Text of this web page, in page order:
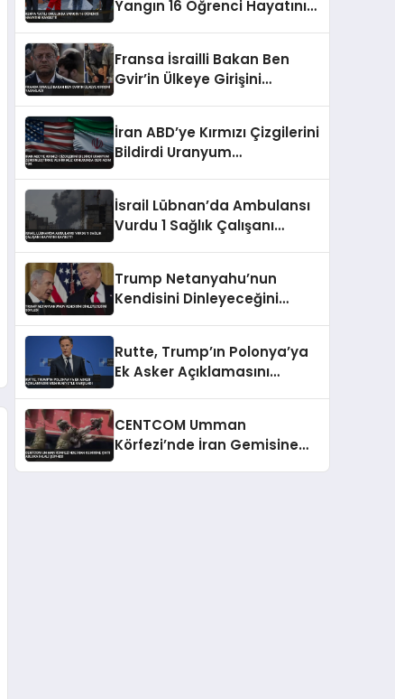
Yangın 16 Öğrenci Hayatını
Fransa İsrailli Bakan Ben
Gvir’in Ülkeye Girişini
İran ABD’ye Kırmızı Çizgilerini
Bildirdi Uranyum
İsrail Lübnan’da Ambulansı
Vurdu 1 Sağlık Çalışanı
Trump Netanyahu’nun
Kendisini Dinleyeceğini
Rutte, Trump’ın Polonya’ya
Ek Asker Açıklamasını
CENTCOM Umman
Körfezi’nde İran Gemisine